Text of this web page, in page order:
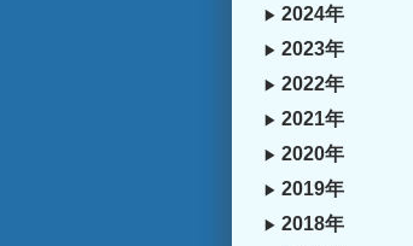
2024年
2023年
2022年
2021年
2020年
2019年
2018年